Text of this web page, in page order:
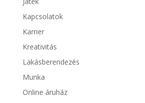
Kapcsolatok
Karrier
Kreativitás
Lakásberendezés
Munka
Online áruház